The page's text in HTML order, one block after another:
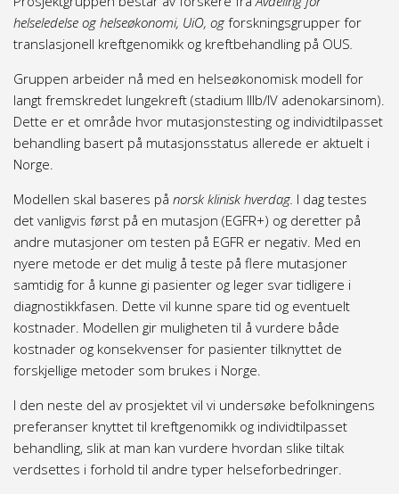
helseledelse og helseøkonomi, UiO, og forskningsgrupper for
translasjonell kreftgenomikk og kreftbehandling på OUS.
Gruppen arbeider nå med en helseøkonomisk modell for
langt fremskredet lungekreft (stadium IIIb/IV adenokarsinom).
Dette er et område hvor mutasjonstesting og individtilpasset
behandling basert på mutasjonsstatus allerede er aktuelt i
Norge.
Modellen skal baseres på norsk klinisk hverdag. I dag testes
det vanligvis først på en mutasjon (EGFR+) og deretter på
andre mutasjoner om testen på EGFR er negativ. Med en
nyere metode er det mulig å teste på flere mutasjoner
samtidig for å kunne gi pasienter og leger svar tidligere i
diagnostikkfasen. Dette vil kunne spare tid og eventuelt
kostnader. Modellen gir muligheten til å vurdere både
kostnader og konsekvenser for pasienter tilknyttet de
forskjellige metoder som brukes i Norge.
I den neste del av prosjektet vil vi undersøke befolkningens
preferanser knyttet til kreftgenomikk og individtilpasset
behandling, slik at man kan vurdere hvordan slike tiltak
verdsettes i forhold til andre typer helseforbedringer.